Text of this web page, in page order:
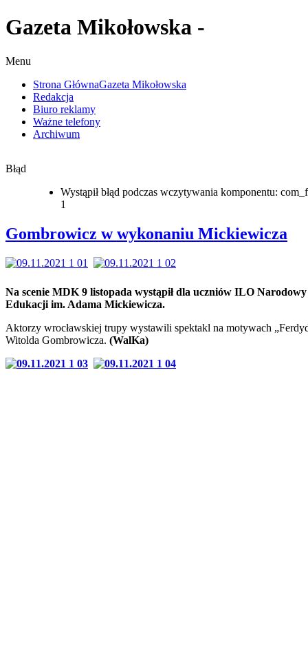
Gazeta Mikołowska -
Menu
Strona GłównaGazeta Mikołowska
Redakcja
Biuro reklamy
Ważne telefony
Archiwum
Błąd
Wystąpił błąd podczas wczytywania komponentu:
1
Gombrowicz w wykonaniu Mickiewicza
Na scenie MDK 9 listopada wystąpił dla uczniów ILO
Edukacji im. Adama Mickiewicza.
Aktorzy wrocławskiej trupy wystawili spektakl na motywach
Witolda Gombrowicza. (WalKa)